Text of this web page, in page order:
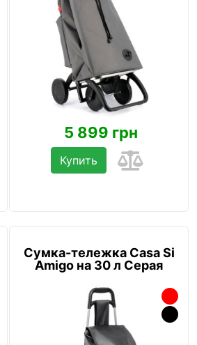
5 899 грн
Купить
Сумка-тележка Casa Si
Amigo на 30 л Серая